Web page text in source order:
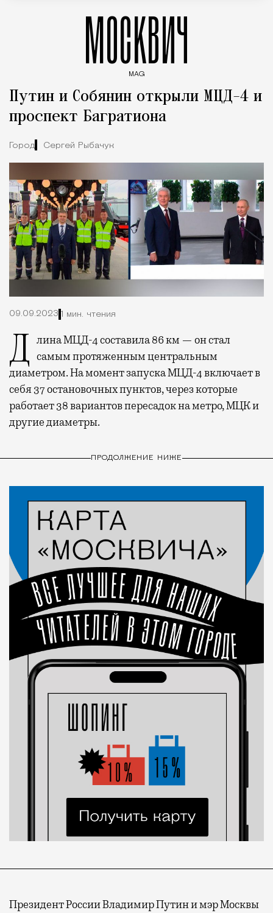
МОСКВИЧ
MAG
Путин и Собянин открыли МЦД-4 и
проспект Багратиона
Город Сергей Рыбачук
09.09.2023 1 мин. чтения
Длина МЦД-4 составила 86 км — он стал самым протяженным центральным
диаметром. На момент запуска МЦД-4 включает в
себя 37 остановочных пунктов, через которые
работает 38 вариантов пересадок на метро, МЦК и
другие диаметры.
ПРОДОЛЖЕНИЕ НИЖЕ
Президент России Владимир Путин и мэр Москвы